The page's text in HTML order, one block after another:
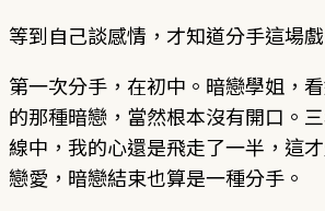
等到自己談感情，才知道分手這場
第一次分手，在初中。暗戀學姐，
的那種暗戀，當然根本沒有開口。
線中，我的心還是飛走了一半，這
戀愛，暗戀結束也算是一種分手。